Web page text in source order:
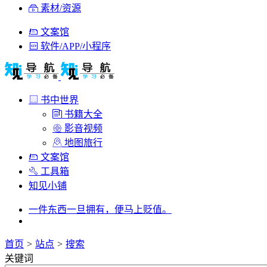
素材/资源
文案馆
软件/APP/小程序
书中世界
书籍大全
影音视频
地图旅行
文案馆
工具箱
知见小铺
一件东西一旦拥有，便马上贬值。
首页 > 站点 > 搜索
关键词